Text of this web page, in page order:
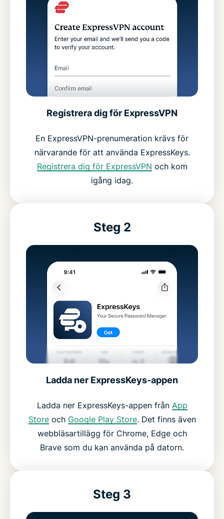
Registrera dig för ExpressVPN
En ExpressVPN-prenumeration krävs för
närvarande för att använda ExpressKeys.
Registrera dig för ExpressVPN och kom
igång idag.
Steg 2
Ladda ner ExpressKeys-appen
Ladda ner ExpressKeys-appen från App
Storeoch Google Play Store. Det finns även
webbläsartillägg för Chrome, Edge och
Brave som du kan använda på datorn.
Steg 3